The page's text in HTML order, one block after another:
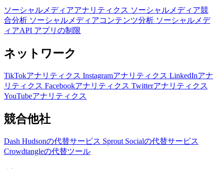
ソーシャルメディアアナリティクス ソーシャルメディア競
合分析 ソーシャルメディアコンテンツ分析 ソーシャルメデ
ィアAPI アプリの制限
ネットワーク
TikTokアナリティクス Instagramアナリティクス LinkedInアナ
リティクス Facebookアナリティクス Twitterアナリティクス
YouTubeアナリティクス
競合他社
Dash Hudsonの代替サービス Sprout Socialの代替サービス
Crowdtangleの代替ツール